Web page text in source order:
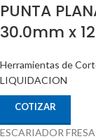
PUNTA
30.0mm x
Herramientas de
LIQUIDACION
COTIZAR
ESCARIADOR